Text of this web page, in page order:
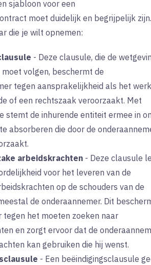
sjabloon voor een
moet duidelijk en begrijpelijk zijn.
die je wilt opnemen:
- Deze clausule, die de
volgen, beschermt de
tegen aansprakelijkheid als het werk
of een rechtszaak veroorzaakt. Met
stemt de inhurende entiteit ermee in
absorberen die door de
arbeidskrachten - Deze clausule
voor het leveren van de
op de schouders van de
de onderaannemer. Dit
tegen het moeten zoeken naar
en zorgt ervoor dat de
kan gebruiken die hij wenst.
- Een beëindigingsclausule